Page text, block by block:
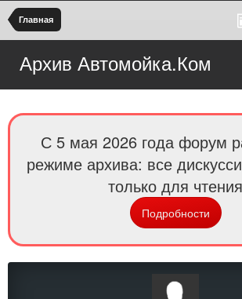
Главная
Архив Автомойка.Ком
С 5 мая 2026 года форум
режиме архива: все
только для чтения
Подробности